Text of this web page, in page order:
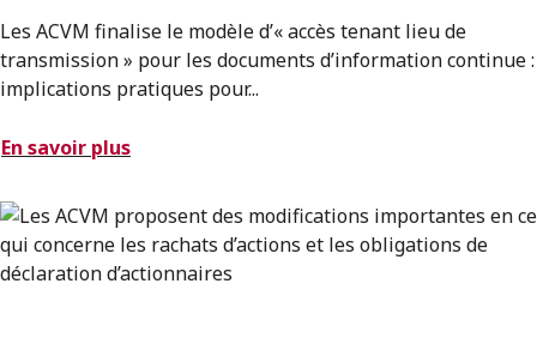
Les ACVM finalise le modèle d’« accès tenant lieu de
transmission » pour les documents d’information continue :
implications pratiques pour...
En savoir plus